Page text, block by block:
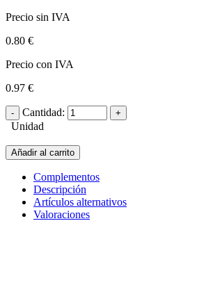
Precio sin IVA
0.80 €
Precio con IVA
0.97 €
Cantidad:
Unidad
Añadir al carrito
Complementos
Descripción
Artículos alternativos
Valoraciones